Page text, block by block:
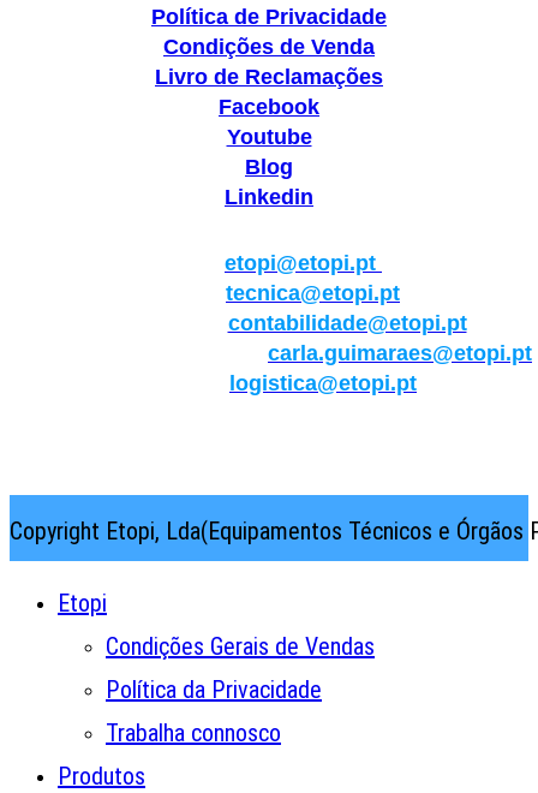
Política de Privacidade
Condições de Venda
Livro de Reclamações
Facebook
Youtube
Blog
Linkedin
etopi@etopi.pt
tecnica@etopi.pt
contabilidade@etopi.pt
carla.guimaraes@etopi.pt
logistica@etopi.pt
Copyright Etopi, Lda(Equipamentos Técnicos e
Etopi
Condições Gerais de Vendas
Política da Privacidade
Trabalha connosco
Produtos